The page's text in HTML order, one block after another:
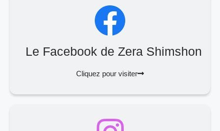
Le Facebook de Zera Shimshon
Cliquez pour visiter